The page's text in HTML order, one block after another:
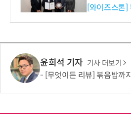
증 최고 등
[와이즈스톤]
윤희석 기자 기사 더보기
[무엇이든 리뷰] 볶음밥까지 멈출 수 없다…하